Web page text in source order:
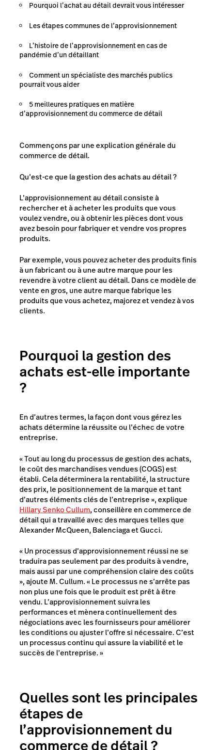
Pourquoi l’achat au détail devrait vous intéresser
Les étapes communes de l’approvisionnement
L’histoire de l’approvisionnement en cas de
pandémie d’un détaillant
Comment un spécialiste des marchés publics
pourrait vous aider
5 meilleures pratiques en matière
d’approvisionnement du commerce de détail
Commençons par une explication générale du
commerce de détail.
Qu’est-ce que la gestion des achats au détail ?
L’approvisionnement au détail consiste à
rechercher et à acheter les produits que vous
voulez vendre, ou à obtenir les pièces dont vous
avez besoin pour fabriquer et vendre vos propres
produits.
Par exemple, vous pouvez acheter des produits finis
à un fabricant ou à une autre marque pour les
revendre à votre client au détail. Dans ce modèle de
vente en gros, une autre marque fabrique les
produits que vous achetez, majorez et vendez à vos
clients.
Pourquoi la gestion des
achats est-elle importante
?
En d’autres termes, la façon dont vous gérez les
achats détermine la réussite ou l’échec de votre
entreprise.
« Tout au long du processus de gestion des achats,
le coût des marchandises vendues (COGS) est
établi. Cela déterminera la rentabilité, la structure
des prix, le positionnement de la marque et tant
d’autres éléments clés de l’entreprise », explique
Hillary Senko Cullum, conseillère en commerce de
détail qui a travaillé avec des marques telles que
Alexander McQueen, Balenciaga et Gucci.
« Un processus d’approvisionnement réussi ne se
traduira pas seulement par des produits à vendre,
mais aussi par une compréhension claire des coûts
», ajoute M. Cullum. « Le processus ne s’arrête pas
non plus une fois que le produit est prêt à être
vendu. L’approvisionnement suivra les
performances et mènera continuellement des
négociations avec les fournisseurs pour améliorer
les conditions ou ajuster l’offre si nécessaire. C’est
un processus continu qui assure la viabilité et le
succès de l’entreprise. »
Quelles sont les principales
étapes de
l’approvisionnement du
commerce de détail ?